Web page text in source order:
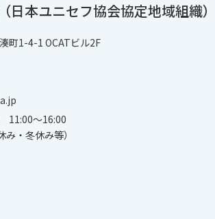
（日本ユニセフ協会協定地域組織）
町1-4-1 OCATビル2F
11:00～16:00
・冬休み等）